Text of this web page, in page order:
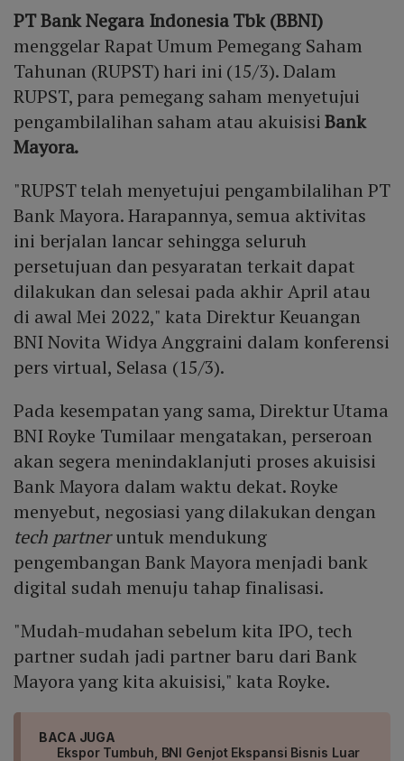
PT Bank Negara Indonesia Tbk (BBNI)
menggelar Rapat Umum Pemegang Saham
Tahunan (RUPST) hari ini (15/3). Dalam
RUPST, para pemegang saham menyetujui
pengambilalihan saham atau akuisisiBank
Mayora.
"RUPST telah menyetujui pengambilalihan PT
Bank Mayora. Harapannya, semua aktivitas
ini berjalan lancar sehingga seluruh
persetujuan dan pesyaratan terkait dapat
dilakukan dan selesai pada akhir April atau
di awal Mei 2022," kata Direktur Keuangan
BNI Novita Widya Anggraini dalam konferensi
pers virtual, Selasa (15/3).
Pada kesempatan yang sama, Direktur Utama
BNI Royke Tumilaar mengatakan, perseroan
akan segera menindaklanjuti proses akuisisi
Bank Mayora dalam waktu dekat. Royke
menyebut, negosiasi yang dilakukan dengan
tech partneruntuk mendukung
pengembangan Bank Mayora menjadi bank
digital sudah menuju tahap finalisasi.
"Mudah-mudahan sebelum kita IPO, tech
partner sudah jadi partner baru dari Bank
Mayora yang kita akuisisi," kata Royke.
BACA JUGA
Ekspor Tumbuh, BNI Genjot Ekspansi Bisnis Luar